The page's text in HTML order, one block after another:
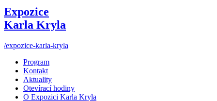
Expozice
Karla Kryla
/expozice-karla-kryla
Program
Kontakt
Aktuality
Otevírací hodiny
O Expozici Karla Kryla